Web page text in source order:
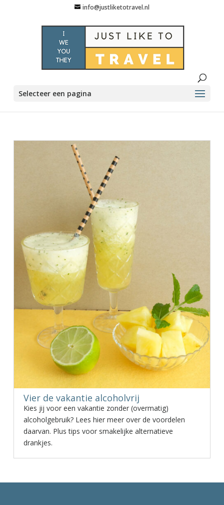
info@justliketotravel.nl
Selecteer een pagina
Vier de vakantie alcoholvrij
Kies jij voor een vakantie zonder (overmatig)
alcoholgebruik? Lees hier meer over de voordelen
daarvan. Plus tips voor smakelijke alternatieve
drankjes.